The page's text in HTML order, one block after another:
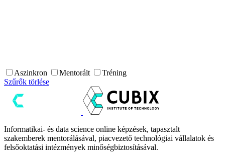
Aszinkron Mentorált
Tréning
Szűrők törlése
Informatikai- és data science online képzések, tapasztalt
szakemberek mentorálásával, piacvezető technológiai vállalatok és
felsőoktatási intézmények minőségbiztosításával.